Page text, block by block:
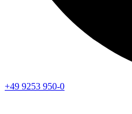
+49 9253 950-0